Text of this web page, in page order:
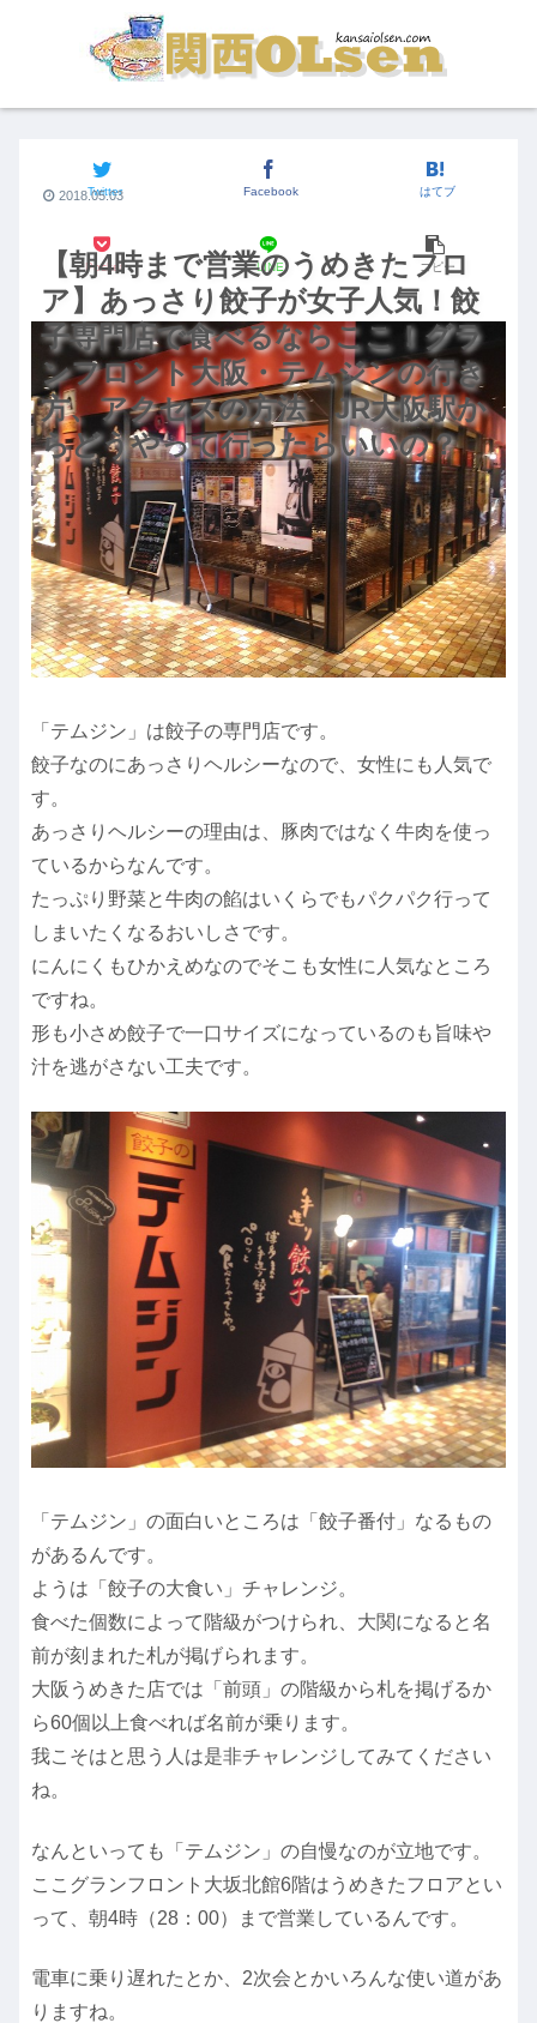
【朝4時まで営業のうめきたフロ
ア】あっさり餃子が女子人気！餃
子専門店で食べるならここ！グラ
ンフロント大阪・テムジンの行き
方、アクセスの方法 JR大阪駅か
らどうやって行ったらいいの？
Twitter Facebook はてブ
Pocket LINE コピー
2018.05.03
「テムジン」は餃子の専門店です。
餃子なのにあっさりヘルシーなので、女性にも人気で
す。
あっさりヘルシーの理由は、豚肉ではなく牛肉を使っ
ているからなんです。
たっぷり野菜と牛肉の餡はいくらでもパクパク行って
しまいたくなるおいしさです。
にんにくもひかえめなのでそこも女性に人気なところ
ですね。
形も小さめ餃子で一口サイズになっているのも旨味や
汁を逃がさない工夫です。
「テムジン」の面白いところは「餃子番付」なるもの
があるんです。
ようは「餃子の大食い」チャレンジ。
食べた個数によって階級がつけられ、大関になると名
前が刻まれた札が掲げられます。
大阪うめきた店では「前頭」の階級から札を掲げるか
ら60個以上食べれば名前が乗ります。
我こそはと思う人は是非チャレンジしてみてください
ね。
なんといっても「テムジン」の自慢なのが立地です。
ここグランフロント大坂北館6階はうめきたフロアとい
って、朝4時（28：00）まで営業しているんです。
電車に乗り遅れたとか、2次会とかいろんな使い道があ
りますね。